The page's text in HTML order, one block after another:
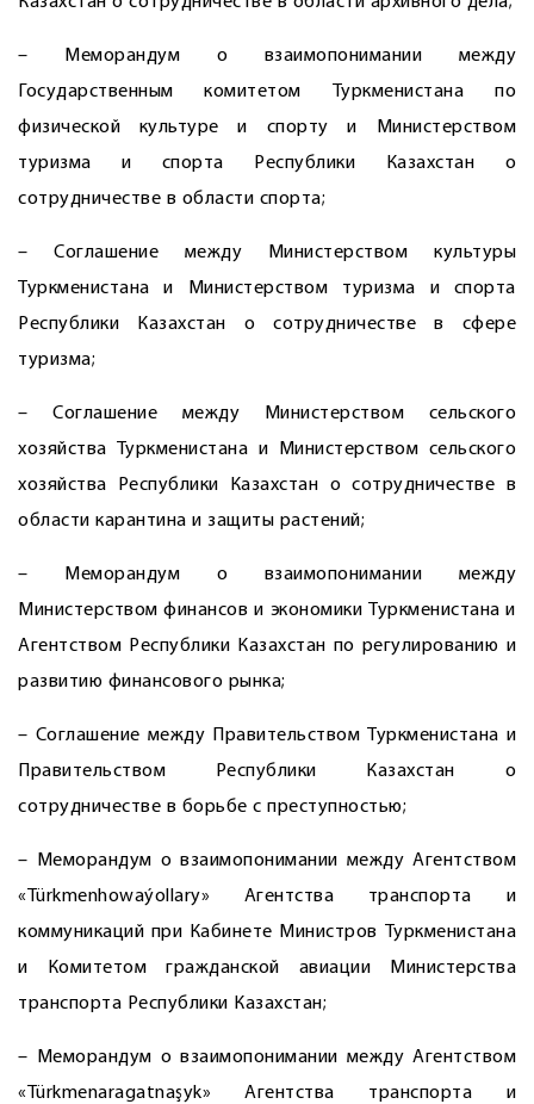
– Меморандум о взаимопонимании между
Государственным комитетом Туркменистана по
физической культуре и спорту и Министерством
туризма и спорта Республики Казахстан о
сотрудничестве в области спорта;
– Соглашение между Министерством культуры
Туркменистана и Министерством туризма и спорта
Республики Казахстан о сотрудничестве в сфере
туризма;
– Соглашение между Министерством сельского
хозяйства Туркменистана и Министерством сельского
хозяйства Республики Казахстан о сотрудничестве в
области карантина и защиты растений;
– Меморандум о взаимопонимании между
Министерством финансов и экономики Туркменистана и
Агентством Республики Казахстан по регулированию и
развитию финансового рынка;
– Соглашение между Правительством Туркменистана и
Правительством Республики Казахстан о
сотрудничестве в борьбе с преступностью;
– Меморандум о взаимопонимании между Агентством
«Türkmenhowaýollary» Агентства транспорта и
коммуникаций при Кабинете Министров Туркменистана
и Комитетом гражданской авиации Министерства
транспорта Республики Казахстан;
– Меморандум о взаимопонимании между Агентством
«Türkmenaragatnaşyk» Агентства транспорта и